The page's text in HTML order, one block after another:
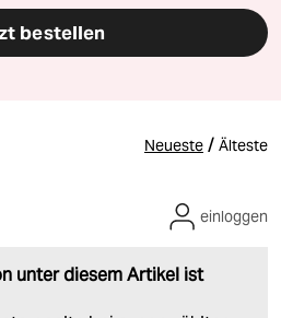
bestellen
Neueste / Älteste
unter diesem Artikel ist
einloggen